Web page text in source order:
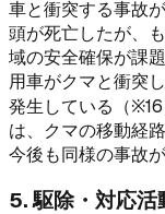
車と衝突する事故
頭が死亡したが、
域の安全確保が課
用車がクマと衝突
発生している（
は、クマの移動経
今後も同様の事故
5. 駆除・対応活